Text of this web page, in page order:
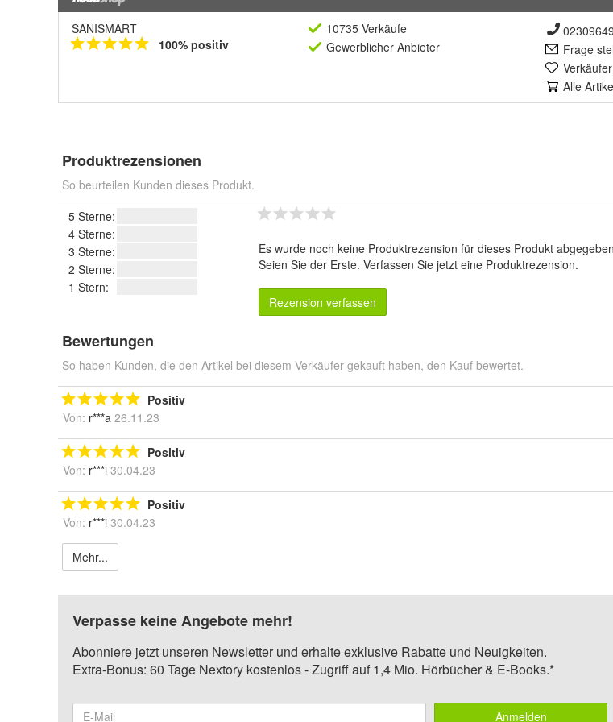
SANISMART
100% positiv
10735 Verkäufe
Gewerblicher Anbieter
Frage
Alle
Produktrezensionen
So beurteilen Kunden dieses Produkt.
5 Sterne:
4 Sterne:
3 Sterne:
2 Sterne:
1 Stern:
Es wurde noch keine Produktrezension für dieses Produkt
Seien Sie der Erste. Verfassen Sie jetzt eine Produktrezension.
Rezension verfassen
Bewertungen
So haben Kunden, die den Artikel bei diesem Verkäufer gekauft haben, den Kauf bewertet.
Positiv
Von: r***a 26.11.23
Positiv
Von: r***i 30.04.23
Positiv
Von: r***i 30.04.23
Mehr...
Verpasse keine Angebote mehr!
Abonniere jetzt unseren Newsletter und erhalte exklusive Rabatte und Neuigkeiten.
Extra-Bonus: 60 Tage Nextory kostenlos - Zugriff auf 1,4 Mio. Hörbücher & E-Books.*
Anmelden